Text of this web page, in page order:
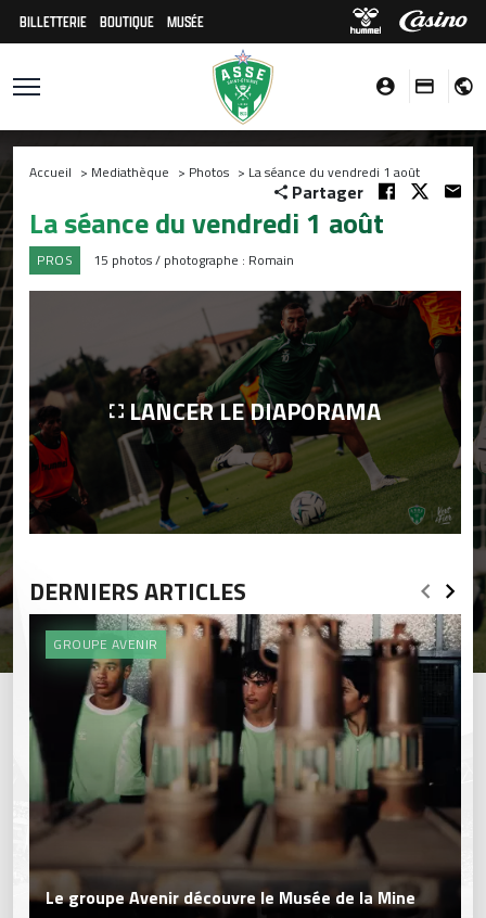
BILLETTERIE BOUTIQUE MUSÉE
Accueil > Mediathèque > Photos > La séance du vendredi 1 août
Partager
La séance du vendredi 1 août
PROS 15 photos / photographe : Romain
LANCER LE DIAPORAMA
DERNIERS ARTICLES
GROUPE AVENIR
Le groupe Avenir découvre le Musée de la Mine